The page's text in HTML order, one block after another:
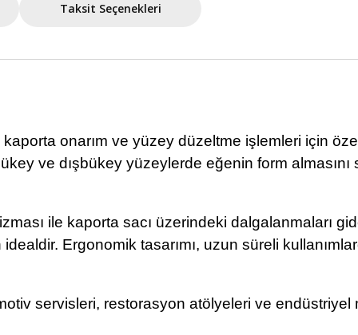
Taksit Seçenekleri
onarım ve yüzey düzeltme işlemleri için
ve dışbükey yüzeylerde eğenin form
ile kaporta sacı üzerindeki dalgalanmaları
Ergonomik tasarımı, uzun süreli
servisleri, restorasyon atölyeleri ve